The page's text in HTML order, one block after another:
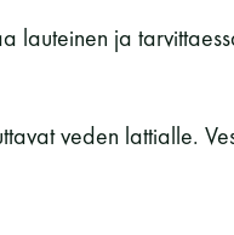
lauteinen ja
veden lattialle.